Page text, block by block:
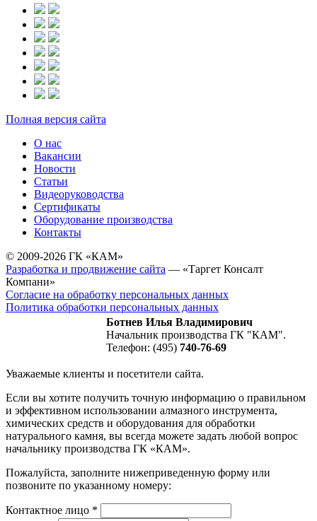
Полная версия сайта
О нас
Вакансии
Новости
Статьи
Видеоруководства
Сертификаты
Оборудование производства
Контакты
© 2009-2026 ГК «КАМ»
Разработка и продвижение сайта — «Таргет Консалт
Компани»
Согласие на обработку персональных данных
Политика обработки персональных данных
Ботнев Илья Владимирович
Начальник производства ГК "КАМ".
Телефон: (495) 740-76-69
Уважаемые клиенты и посетители сайта.
Если вы хотите получить точную информацию о правильном
и эффективном использовании алмазного инструмента,
химических средств и оборудования для обработки
натурального камня, вы всегда можете задать любой вопрос
начальнику производства ГК «КАМ».
Пожалуйста, заполните нижеприведенную форму или
позвоните по указанному номеру:
Контактное лицо *